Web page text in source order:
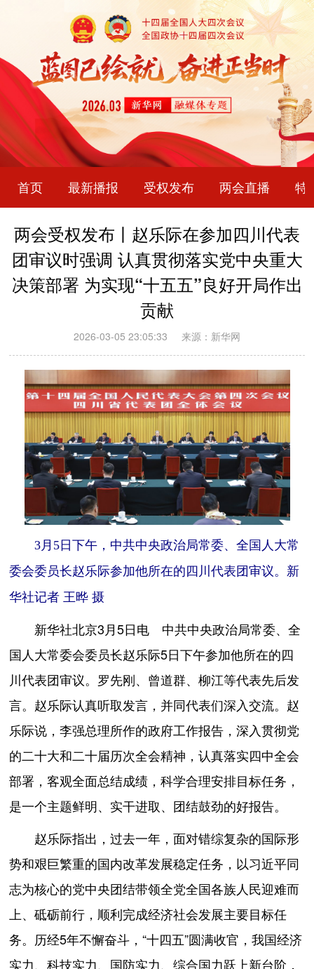
首页 最新播报 受权发布 两会直播 特
两会受权发布丨赵乐际在参加四川代表
团审议时强调 认真贯彻落实党中央重大
决策部署 为实现“十五五”良好开局作出
贡献
2026-03-05 23:05:33 来源：新华网
3月5日下午，中共中央政治局常委、全国人大常
委会委员长赵乐际参加他所在的四川代表团审议。新
华社记者 王晔 摄
新华社北京3月5日电 中共中央政治局常委、全
国人大常委会委员长赵乐际5日下午参加他所在的四
川代表团审议。罗先刚、曾道群、柳江等代表先后发
言。赵乐际认真听取发言，并同代表们深入交流。赵
乐际说，李强总理所作的政府工作报告，深入贯彻党
的二十大和二十届历次全会精神，认真落实四中全会
部署，客观全面总结成绩，科学合理安排目标任务，
是一个主题鲜明、实干进取、团结鼓劲的好报告。
赵乐际指出，过去一年，面对错综复杂的国际形
势和艰巨繁重的国内改革发展稳定任务，以习近平同
志为核心的党中央团结带领全党全国各族人民迎难而
上、砥砺前行，顺利完成经济社会发展主要目标任
务。历经5年不懈奋斗，“十四五”圆满收官，我国经济
实力、科技实力、国防实力、综合国力跃上新台阶，